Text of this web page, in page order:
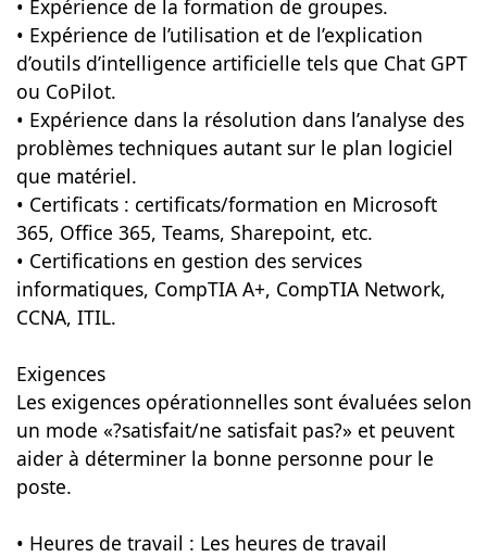
• Expérience de la formation de groupes.
• Expérience de l’utilisation et de l’explication
d’outils d’intelligence artificielle tels que Chat GPT
ou CoPilot.
• Expérience dans la résolution dans l’analyse des
problèmes techniques autant sur le plan logiciel
que matériel.
• Certificats : certificats/formation en Microsoft
365, Office 365, Teams, Sharepoint, etc.
• Certifications en gestion des services
informatiques, CompTIA A+, CompTIA Network,
CCNA, ITIL.
Exigences
Les exigences opérationnelles sont évaluées selon
un mode «?satisfait/ne satisfait pas?» et peuvent
aider à déterminer la bonne personne pour le
poste.
• Heures de travail : Les heures de travail